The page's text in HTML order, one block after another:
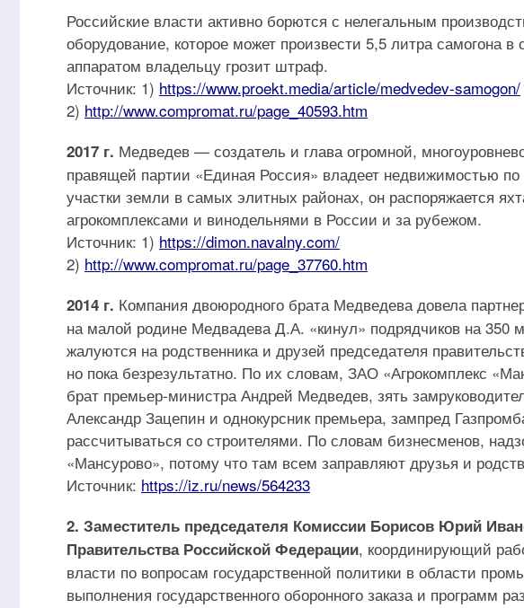
Российские власти активно борются с нелегальным
оборудование, которое может произвести 5,5 литра самогона
аппаратом владельцу грозит штраф.
Источник: 1) https://www.proekt.media/article/medvedev-samogon/
2) http://www.compromat.ru/page_40593.htm
2017 г. Медведев — создатель и глава огромной,
правящей партии «Единая Россия» владеет недвижимостью
участки земли в самых элитных районах, он распоряжается
агрокомплексами и винодельнями в России и за рубежом.
Источник: 1) https://dimon.navalny.com/
2) http://www.compromat.ru/page_37760.htm
2014 г. Компания двоюродного брата Медведева довела
на малой родине Медвадева Д.А. «кинул» подрядчиков на 350
жалуются на родственника и друзей председателя
но пока безрезультатно. По их словам, ЗАО «Агрокомплекс
брат премьер-министра Андрей Медведев, зять
Александр Зацепин и однокурсник премьера, зампред
рассчитываться со строителями. По словам бизнесменов,
«Мансурово», потому что там всем заправляют друзья и
Источник: https://iz.ru/news/564233
2. Заместитель председателя Комиссии Борисов Юрий
Правительства Российской Федерации, координирующий
власти по вопросам государственной политики в области
выполнения государственного оборонного заказа и программ